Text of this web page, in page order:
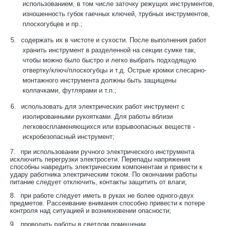
использованием, в том числе заточку режущих инструментов,
изношенность губок гаечных ключей, трубных инструментов,
плоскогубцев и пр.;
5.
содержать их в чистоте и сухости. После выполнения работ
хранить инструмент в разделенной на секции сумке так,
чтобы можно было быстро и легко выбрать подходящую
отвертку/ключ/плоскогубцы и т.д. Острые кромки слесарно-
монтажного инструмента должны быть защищены
колпачками, футлярами и т.п.;
6.
использовать для электрических работ инструмент с
изолированными рукоятками. Для работы вблизи
легковоспламеняющихся или взрывоопасных веществ -
искробезопасный инструмент;
7.
при использовании ручного электрического инструмента
исключить перегрузки электросети. Перепады напряжения
способны навредить электрическим компонентам и привести к
удару работника электрическим током. По окончании работы
питание следует отключить, контакты защитить от влаги;
8.
при работе следует иметь в руках не более одного-двух
предметов. Рассеивание внимания способно привести к потере
контроля над ситуацией и возникновении опасности;
9.
проводить работы в светлом помещении.